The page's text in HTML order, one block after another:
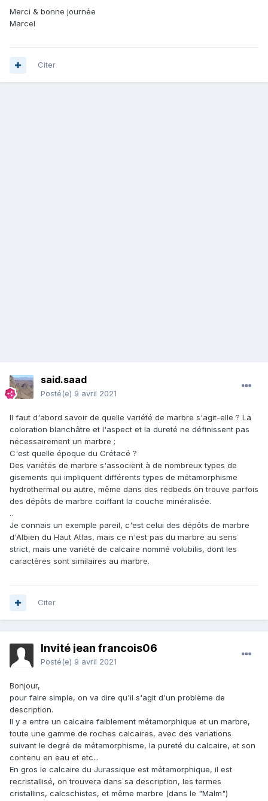
Merci & bonne journée
Marcel
Citer
said.saad
Posté(e) 9 avril 2021
Il faut d'abord savoir de quelle variété de marbre s'agit-elle ? La
coloration blanchâtre et l'aspect et la dureté ne définissent pas
nécessairement un marbre ;
C'est quelle époque du Crétacé ?
Des variétés de marbre s'associent à de nombreux types de
gisements qui impliquent différents types de métamorphisme
hydrothermal ou autre, même dans des redbeds on trouve parfois
des dépôts de marbre coiffant la couche minéralisée.
..
Je connais un exemple pareil, c'est celui des dépôts de marbre
d'Albien du Haut Atlas, mais ce n'est pas du marbre au sens
strict, mais une variété de calcaire nommé volubilis, dont les
caractères sont similaires au marbre.
Citer
Invité jean francois06
Posté(e) 9 avril 2021
Bonjour,
pour faire simple, on va dire qu'il s'agit d'un problème de
description.
Il y a entre un calcaire faiblement métamorphique et un marbre,
toute une gamme de roches calcaires, avec des variations
suivant le degré de métamorphisme, la pureté du calcaire, et son
contenu en eau et etc...
En gros le calcaire du Jurassique est métamorphique, il est
recristallisé, on trouvera dans sa description, les termes
cristallins, calcschistes, et même marbre (dans le "Malm")